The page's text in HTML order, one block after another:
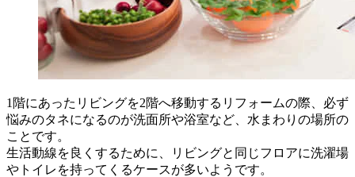
1階にあったリビングを2階へ移動するリフォームの際、必ず
悩みのタネになるのが洗面所や浴室など、水まわりの場所の
ことです。
生活動線を良くするために、リビングと同じフロアに洗濯場
やトイレを持ってくるケースが多いようです。